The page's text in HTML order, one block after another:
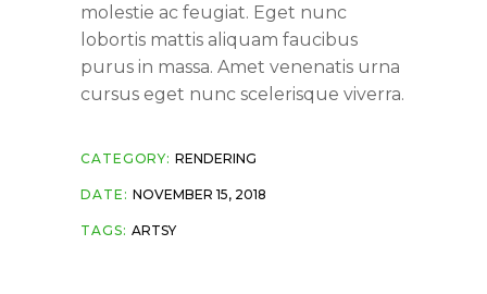
molestie ac feugiat. Eget nunc
lobortis mattis aliquam faucibus
purus in massa. Amet venenatis urna
cursus eget nunc scelerisque viverra.
CATEGORY: RENDERING
DATE: NOVEMBER 15, 2018
TAGS: ARTSY